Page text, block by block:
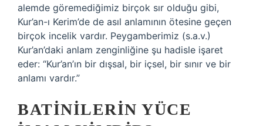
alemde göremediğimiz birçok sır olduğu gibi,
Kur’an-ı Kerim’de de asıl anlamının ötesine geçen
birçok incelik vardır. Peygamberimiz (s.a.v.)
Kur’an’daki anlam zenginliğine şu hadisle işaret
eder: “Kur’an’ın bir dışsal, bir içsel, bir sınır ve bir
anlamı vardır.”
BATINILERIN YÜCE